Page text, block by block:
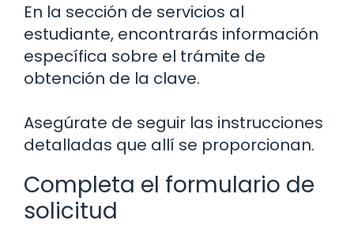
En la sección de servicios al
estudiante, encontrarás información
específica sobre el trámite de
obtención de la clave.
Asegúrate de seguir las instrucciones
detalladas que allí se proporcionan.
Completa el formulario de
solicitud